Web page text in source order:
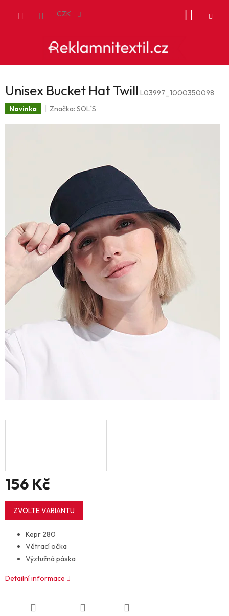
CZK
Unisex Bucket Hat Twill L03997_1000350098
Novinka Značka:SOL´S
156 Kč
Měrná
cena:
ZVOLTE VARIANTU
Kepr 280
Větrací očka
Výztužná páska
Detailní informace